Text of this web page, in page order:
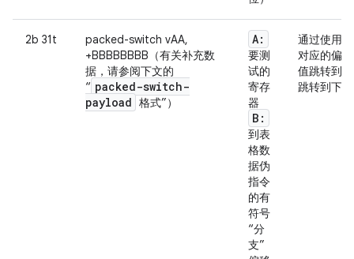
2b 31t
packed-switch vAA,
+BBBBBBBB（有关补充数
据，请参阅下文的
“ packed-switch-
payload 格式”）
A:
要测
试的
寄存
器
B:
到表
格数
据伪
指令
的有
符号
“分
支”
通过使用
对应的偏
值跳转到
跳转到下